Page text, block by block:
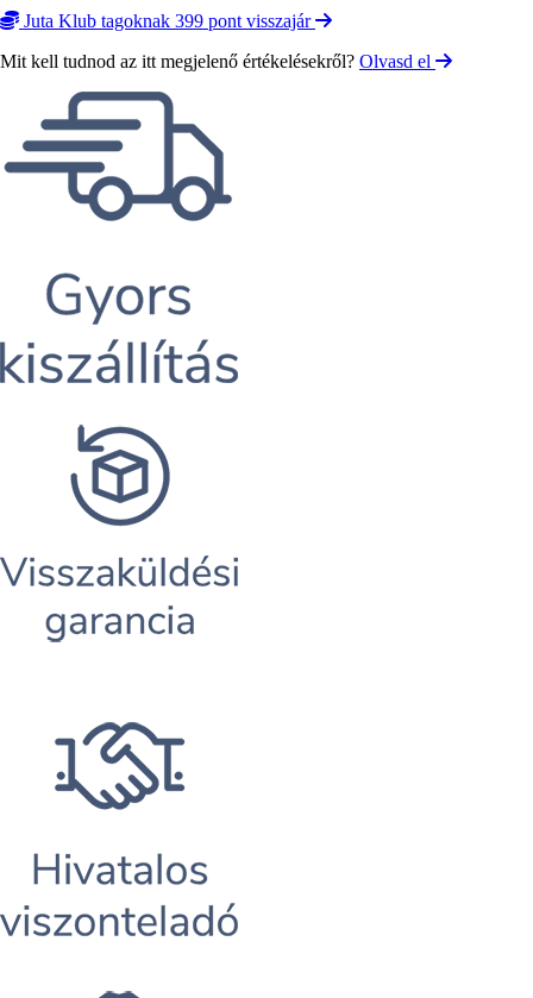
Juta Klub tagoknak 399 pont visszajár
Mit kell tudnod az itt megjelenő értékelésekről? Olvasd el